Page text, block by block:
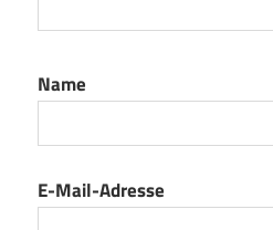
Name
E-Mail-Adresse